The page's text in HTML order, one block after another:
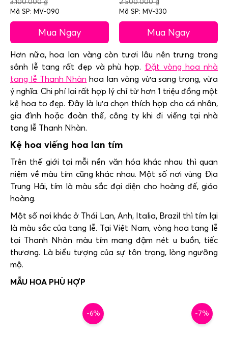
3.100.000₫
Mã SP: MV-090
Mua Ngay
2.500.000₫
Mã SP: MV-330
Mua Ngay
Hơn nữa, hoa lan vàng còn tươi lâu nên trưng trong
sảnh lễ tang rất đẹp và phù hợp. Đặt vòng hoa nhà
tang lễ Thanh Nhàn hoa lan vàng vừa sang trọng, vừa
ý nghĩa. Chi phí lại rất hợp lý chỉ từ hơn 1 triệu đồng một
kệ hoa to đẹp. Đây là lựa chọn thích hợp cho cá nhân,
gia đình hoặc đoàn thể, công ty khi đi viếng tại nhà
tang lễ Thanh Nhàn.
Kệ hoa viếng hoa lan tím
Trên thế giới tại mỗi nền văn hóa khác nhau thì quan
niệm về màu tím cũng khác nhau. Một số nơi vùng Địa
Trung Hải, tím là màu sắc đại diện cho hoàng đế, giáo
hoàng.
Một số nơi khác ở Thái Lan, Anh, Italia, Brazil thì tím lại
là màu sắc của tang lễ. Tại Việt Nam, vòng hoa tang lễ
tại Thanh Nhàn màu tím mang đậm nét u buồn, tiếc
thương. Là biểu tượng của sự tôn trọng, lòng ngưỡng
mộ.
-6% -7%